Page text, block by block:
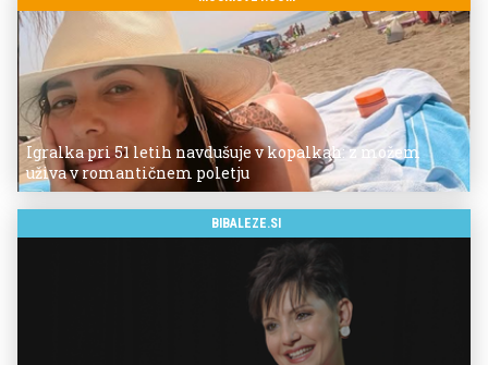
Igralka pri 51 letih navdušuje v kopalkah: z možem
uživa v romantičnem poletju
BIBALEZE.SI